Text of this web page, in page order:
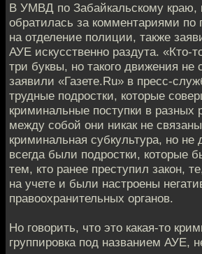
В УМВД по Забайкальскому краю,
обратилась за комментариями по
на отделение полиции, также
АУЕ искусственно раздута. «Кто-
три буквы, но такого движения
заявили «Газете.Ru» в пресс-
трудные подростки, которые
криминальные поступки в разных
между собой они никак не
криминальная субкультура, но не
всегда были подростки, которые
тем, кто ранее преступил закон,
на учете и были настроены
правоохранительных органов.
Но говорить, что это какая-то
группировка под названием АУЕ,